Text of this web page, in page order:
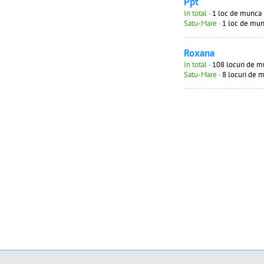
In total · 1 loc de munca
Satu-Mare · 1 loc de
Roxana
In total · 108 locuri de
Satu-Mare · 8 locuri de